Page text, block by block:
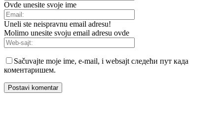
Ovde unesite svoje ime
Uneli ste neispravnu email adresu!
Molimo unesite svoju email adresu ovde
Sačuvajte moje ime, e-mail, i websajt следећи пут када
коментаришем.